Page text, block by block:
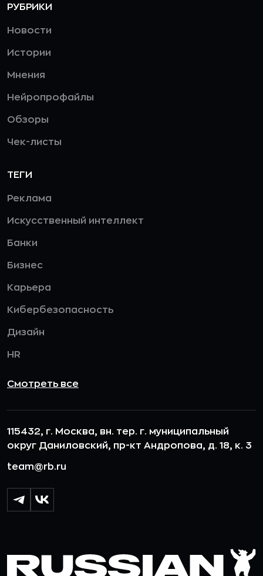
РУБРИКИ
Новости
Истории
Мнения
Нейропрофайлы
Обзоры
Чек-листы
ТЕГИ
Реклама
Искусственный интеллект
Банки
Бизнес
Карьера
Кибербезопасность
Дизайн
HR
Смотреть все
115432, г. Москва, вн. тер. г. муниципальный
округ Даниловский, пр-кт Андропова, д. 18, к. 3
team@rb.ru